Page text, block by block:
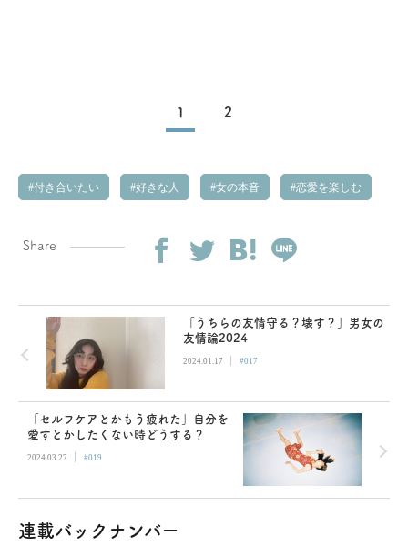
1 2
付き合いたい 好きな人 女の本音 恋愛を楽しむ
Share
「うちらの友情守る？壊す？」男女の
友情論2024
2024.01.17 | #017
「セルフケアとかもう疲れた」自分を
愛すとかしたくない時どうする？
2024.03.27 | #019
連載バックナンバー